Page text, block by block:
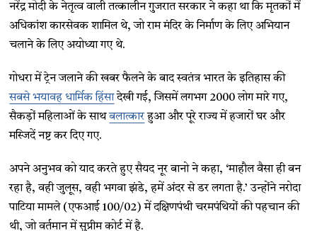
नरेंद्र मोदी के नेतृत्व वाली तत्कालीन गुजरात सरकार ने कहा था कि मृतकों में
अधिकांश कारसेवक शामिल थे, जो राम मंदिर के निर्माण के लिए अभियान
चलाने के लिए अयोध्या गए थे.
गोधरा में ट्रेन जलाने की खबर फैलने के बाद स्वतंत्र भारत के इतिहास की
सबसे भयावह धार्मिक हिंसादेखी गई, जिसमें लगभग 2000 लोग मारे गए,
सैकड़ों महिलाओं के साथबलात्कारहुआ और पूरे राज्य में हजारों घर और
मस्जिदें नष्ट कर दिए गए.
अपने अनुभव को याद करते हुए सैयद नूर बानो ने कहा, ​‘माहौल वैसा ही बन
रहा है, वही जुलूस, वही भगवा झंडे, हमें अंदर से डर लगता है.​’ उन्होंने नरोदा
पाटिया मामले (एफआई 100/02) में दक्षिणपंथी चरमपंथियों की पहचान की
थी, जो वर्तमान में सुप्रीम कोर्ट में है.